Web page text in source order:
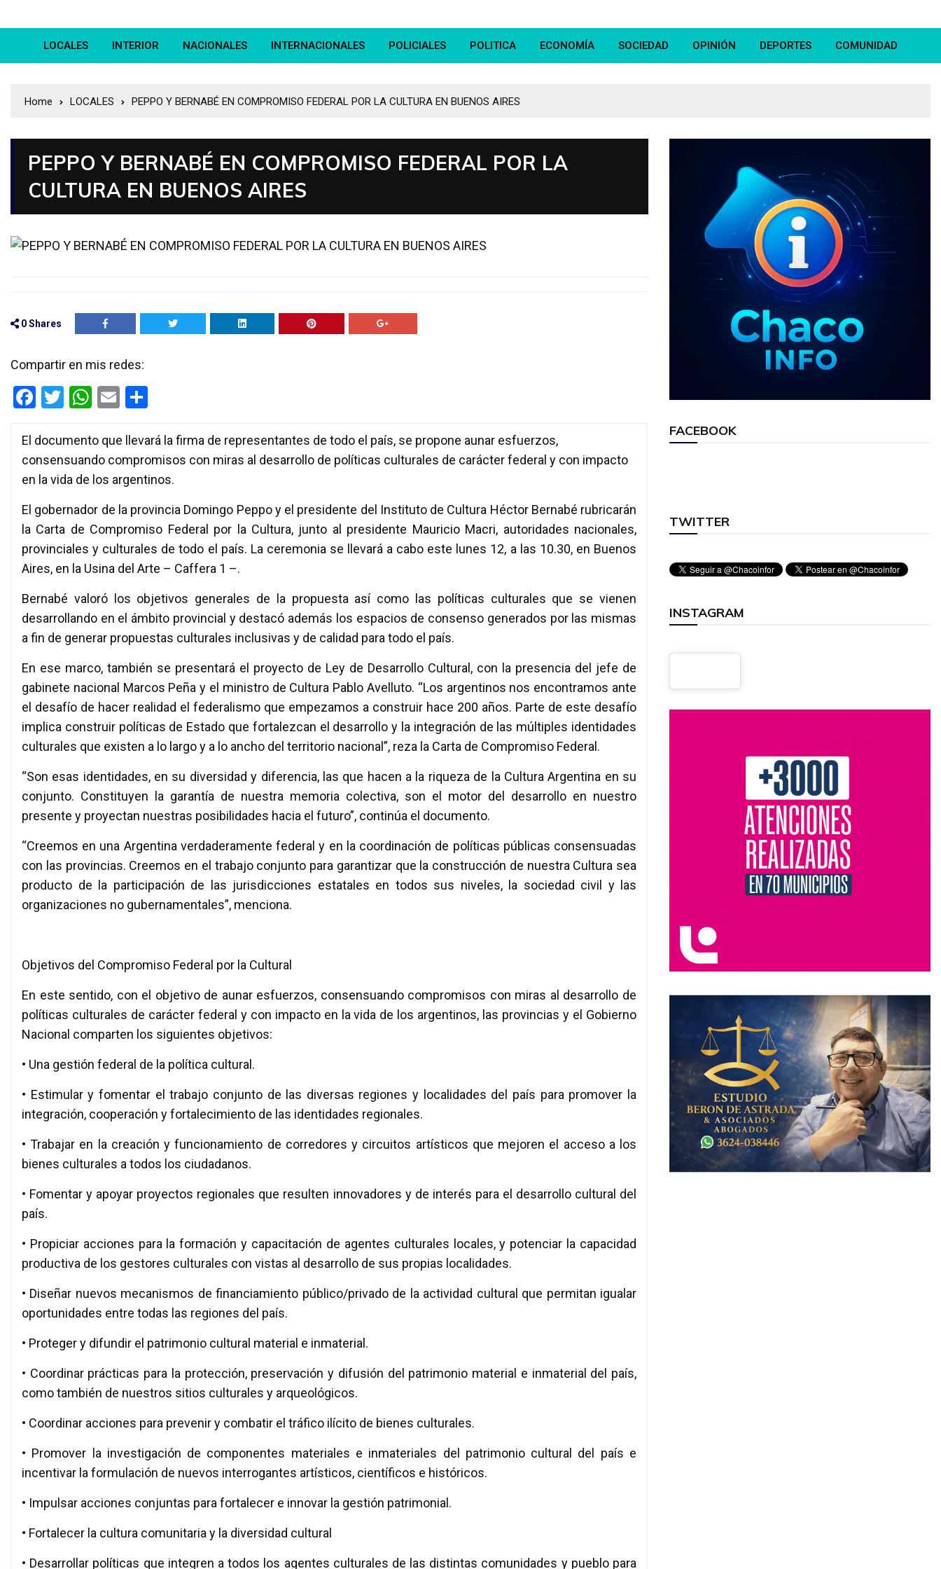
LOCALES INTERIOR NACIONALES INTERNACIONALES POLICIALES POLITICA ECONOMÍA SOCIEDAD OPINIÓN DEPORTES COMUNIDAD
Home LOCALES PEPPO Y BERNABÉ EN COMPROMISO FEDERAL POR LA CULTURA EN BUENOS AIRES
PEPPO Y BERNABÉ EN COMPROMISO FEDERAL POR LA
CULTURA EN BUENOS AIRES
0Shares
Compartir en mis redes:
F
ce
b
o
o
k
T
tt
er
W
at
s
A
p
p
E
ail m
p
ar
tir
El documento que llevará la firma de representantes de todo el país, se propone aunar esfuerzos,
consensuando compromisos con miras al desarrollo de políticas culturales de carácter federal y con impacto
en la vida de los argentinos.
El gobernador de la provincia Domingo Peppo y el presidente del Instituto de Cultura Héctor Bernabé rubricarán
la Carta de Compromiso Federal por la Cultura, junto al presidente Mauricio Macri, autoridades nacionales,
provinciales y culturales de todo el país. La ceremonia se llevará a cabo este lunes 12, a las 10.30, en Buenos
Aires, en la Usina del Arte – Caffera 1 –.
Bernabé valoró los objetivos generales de la propuesta así como las políticas culturales que se vienen
desarrollando en el ámbito provincial y destacó además los espacios de consenso generados por las mismas
a fin de generar propuestas culturales inclusivas y de calidad para todo el país.
En ese marco, también se presentará el proyecto de Ley de Desarrollo Cultural, con la presencia del jefe de
gabinete nacional Marcos Peña y el ministro de Cultura Pablo Avelluto. “Los argentinos nos encontramos ante
el desafío de hacer realidad el federalismo que empezamos a construir hace 200 años. Parte de este desafío
implica construir políticas de Estado que fortalezcan el desarrollo y la integración de las múltiples identidades
culturales que existen a lo largo y a lo ancho del territorio nacional”, reza la Carta de Compromiso Federal.
“Son esas identidades, en su diversidad y diferencia, las que hacen a la riqueza de la Cultura Argentina en su
conjunto. Constituyen la garantía de nuestra memoria colectiva, son el motor del desarrollo en nuestro
presente y proyectan nuestras posibilidades hacia el futuro”, continúa el documento.
“Creemos en una Argentina verdaderamente federal y en la coordinación de políticas públicas consensuadas
con las provincias. Creemos en el trabajo conjunto para garantizar que la construcción de nuestra Cultura sea
producto de la participación de las jurisdicciones estatales en todos sus niveles, la sociedad civil y las
organizaciones no gubernamentales”, menciona.
Objetivos del Compromiso Federal por la Cultural
En este sentido, con el objetivo de aunar esfuerzos, consensuando compromisos con miras al desarrollo de
políticas culturales de carácter federal y con impacto en la vida de los argentinos, las provincias y el Gobierno
Nacional comparten los siguientes objetivos:
• Una gestión federal de la política cultural.
• Estimular y fomentar el trabajo conjunto de las diversas regiones y localidades del país para promover la
integración, cooperación y fortalecimiento de las identidades regionales.
• Trabajar en la creación y funcionamiento de corredores y circuitos artísticos que mejoren el acceso a los
bienes culturales a todos los ciudadanos.
• Fomentar y apoyar proyectos regionales que resulten innovadores y de interés para el desarrollo cultural del
país.
• Propiciar acciones para la formación y capacitación de agentes culturales locales, y potenciar la capacidad
productiva de los gestores culturales con vistas al desarrollo de sus propias localidades.
• Diseñar nuevos mecanismos de financiamiento público/privado de la actividad cultural que permitan igualar
oportunidades entre todas las regiones del país.
• Proteger y difundir el patrimonio cultural material e inmaterial.
• Coordinar prácticas para la protección, preservación y difusión del patrimonio material e inmaterial del país,
como también de nuestros sitios culturales y arqueológicos.
• Coordinar acciones para prevenir y combatir el tráfico ilícito de bienes culturales.
• Promover la investigación de componentes materiales e inmateriales del patrimonio cultural del país e
incentivar la formulación de nuevos interrogantes artísticos, científicos e históricos.
• Impulsar acciones conjuntas para fortalecer e innovar la gestión patrimonial.
• Fortalecer la cultura comunitaria y la diversidad cultural
• Desarrollar políticas que integren a todos los agentes culturales de las distintas comunidades y pueblo para
FACEBOOK
TWITTER
INSTAGRAM